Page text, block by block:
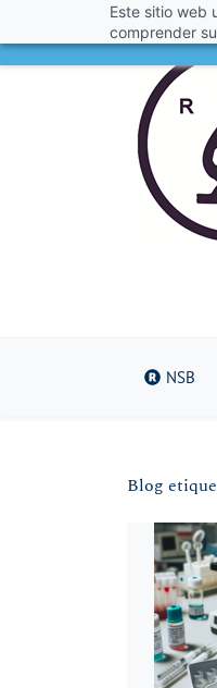
Este sitio web
comprender
to
to
NSB
Blog